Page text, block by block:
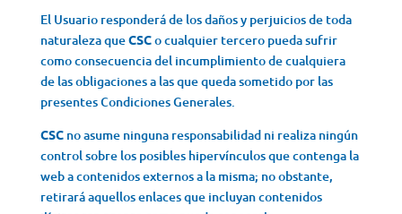
El Usuario responderá de los daños y perjuicios de toda
naturaleza queCSCo cualquier tercero pueda sufrir
como consecuencia del incumplimiento de cualquiera
de las obligaciones a las que queda sometido por las
presentes Condiciones Generales.
CSCno asume ninguna responsabilidad ni realiza ningún
control sobre los posibles hipervínculos que contenga la
web a contenidos externos a la misma; no obstante,
retirará aquellos enlaces que incluyan contenidos